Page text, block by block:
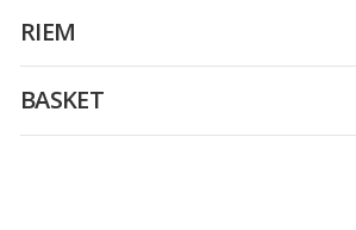
RIEM
BASKET